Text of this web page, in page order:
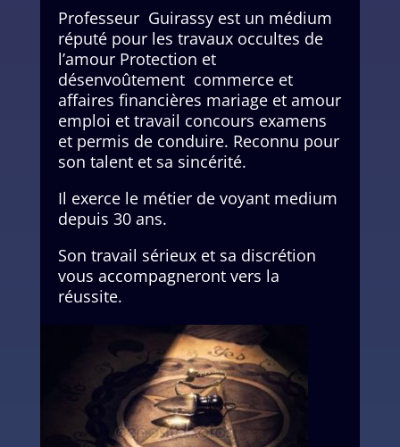
Professeur Guirassy est un médium
réputé pour les travaux occultes de
l’amour Protection et
désenvoûtement commerce et
affaires financières mariage et amour
emploi et travail concours examens
et permis de conduire. Reconnu pour
son talent et sa sincérité.
Il exerce le métier de voyant medium
depuis 30 ans.
Son travail sérieux et sa discrétion
vous accompagneront vers la
réussite.